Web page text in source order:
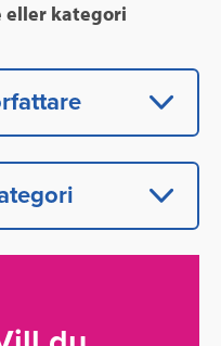
eller kategori